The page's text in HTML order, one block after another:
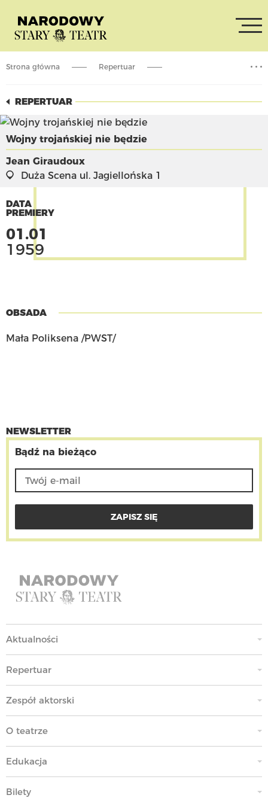
Strona główna
Repertuar
REPERTUAR
Wojny trojańskiej nie będzie
Jean Giraudoux
Duża Scena ul. Jagiellońska 1
DATA
PREMIERY
01.01
1959
OBSADA
Mała Poliksena /PWST/
NEWSLETTER
Bądź na bieżąco
Aktualności
Repertuar
Zespół aktorski
O teatrze
Edukacja
Bilety